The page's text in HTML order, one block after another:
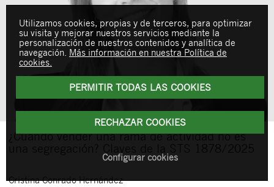
¿Cuándo vender una rama de actividad no es
CristinaConrado Hernández
Utilizamos cookies, propias y de terceros, para optimizar
su visita y mejorar nuestros servicios mediante la
personalización de nuestros contenidos y analítica de
navegación. Más información en nuestra Política de
cookies.
PERMITIR TODAS LAS COOKIES
RECHAZAR COOKIES
Configurar cookies